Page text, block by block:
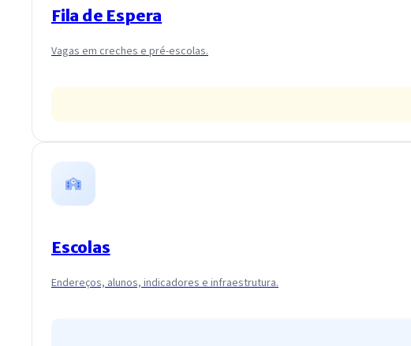
Fila de Espera
Vagas em creches e pré-escolas.
Escolas
Endereços, alunos, indicadores e infraestrutura.